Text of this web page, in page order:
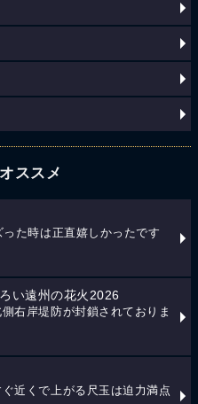
ススメ
た時は正直嬉しかったです
い遠州の花火2026
右岸堤防が封鎖されておりま
近くで上がる尺玉は迫力満点